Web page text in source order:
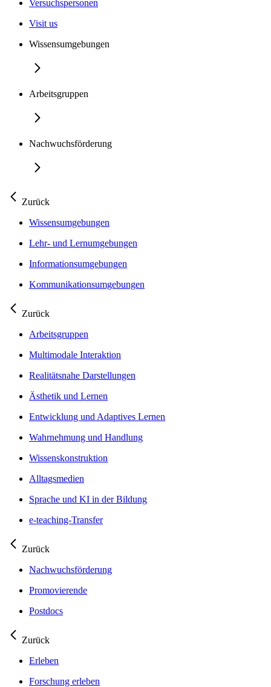
Versuchspersonen
Visit us
Wissensumgebungen
Arbeitsgruppen
Nachwuchsförderung
Zurück
Wissensumgebungen
Lehr- und Lernumgebungen
Informationsumgebungen
Kommunikationsumgebungen
Zurück
Arbeitsgruppen
Multimodale Interaktion
Realitätsnahe Darstellungen
Ästhetik und Lernen
Entwicklung und Adaptives Lernen
Wahrnehmung und Handlung
Wissenskonstruktion
Alltagsmedien
Sprache und KI in der Bildung
e-teaching-Transfer
Zurück
Nachwuchsförderung
Promovierende
Postdocs
Zurück
Erleben
Forschung erleben